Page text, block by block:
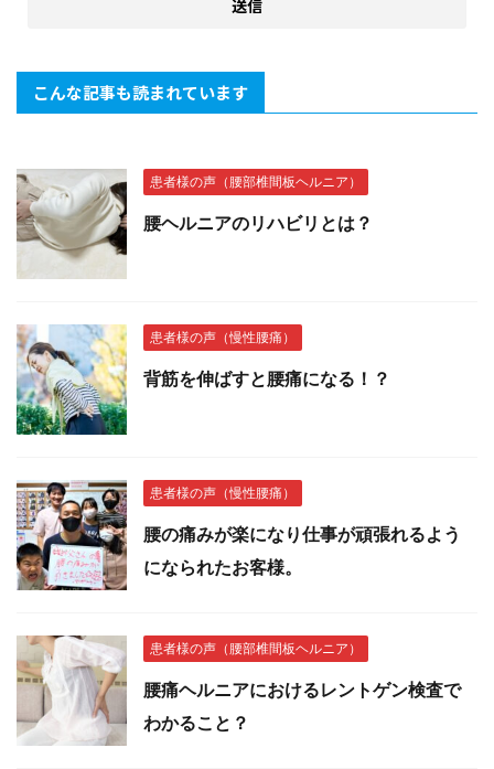
こんな記事も読まれています
患者様の声（腰部椎間板ヘルニア）
腰ヘルニアのリハビリとは？
患者様の声（慢性腰痛）
背筋を伸ばすと腰痛になる！？
患者様の声（慢性腰痛）
腰の痛みが楽になり仕事が頑張れるよう
になられたお客様。
患者様の声（腰部椎間板ヘルニア）
腰痛ヘルニアにおけるレントゲン検査で
わかること？